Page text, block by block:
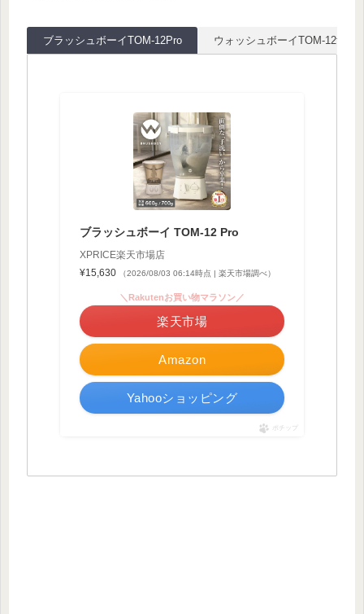
ブラッシュボーイTOM-12Pro ウォッシュボーイTOM-12f
ブラッシュボーイ TOM-12 Pro
XPRICE楽天市場店
¥15,630
（2026/08/03 06:14時点 | 楽天市場調べ）
Amazon
＼Rakutenお買い物マラソン／
楽天市場
Yahooショッピング
ポチップ